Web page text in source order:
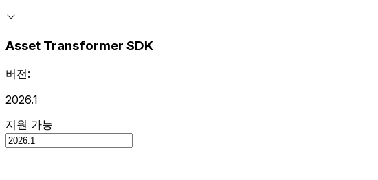
Asset Transformer SDK
버전:
2026.1
지원 가능